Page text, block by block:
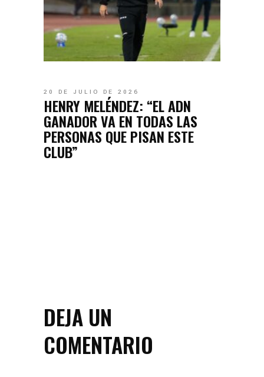
20 DE JULIO DE 2026
HENRY MELÉNDEZ: “EL ADN
GANADOR VA EN TODAS LAS
PERSONAS QUE PISAN ESTE
CLUB”
DEJA UN
COMENTARIO